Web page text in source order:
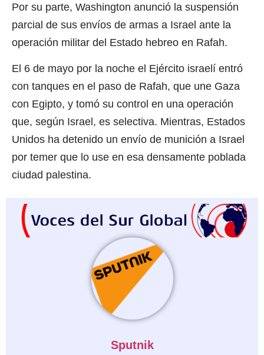
Por su parte, Washington anunció la suspensión
parcial de sus envíos de armas a Israel ante la
operación militar del Estado hebreo en Rafah.
El 6 de mayo por la noche el Ejército israelí entró
con tanques en el paso de Rafah, que une Gaza
con Egipto, y tomó su control en una operación
que, según Israel, es selectiva. Mientras, Estados
Unidos ha detenido un envío de munición a Israel
por temer que lo use en esa densamente poblada
ciudad palestina.
Sputnik